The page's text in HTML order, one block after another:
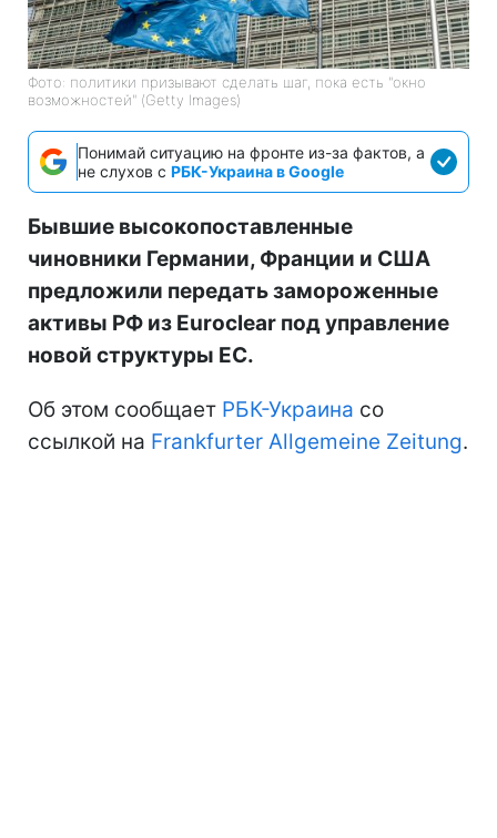
Фото: политики призывают сделать шаг, пока есть "окно
возможностей" (Getty Images)
Понимай ситуацию на фронте из-за фактов, а
не слухов с РБК-Украина в Google
Бывшие высокопоставленные
чиновники Германии, Франции и США
предложили передать замороженные
активы РФ из Euroclear под управление
новой структуры ЕС.
Об этом сообщает РБК-Украина со
ссылкой на Frankfurter Allgemeine Zeitung.